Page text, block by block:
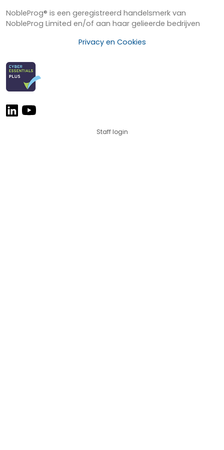
NobleProg® is een geregistreerd handelsmerk van
NobleProg Limited en/of aan haar gelieerde bedrijven
Privacy en Cookies
Staff login